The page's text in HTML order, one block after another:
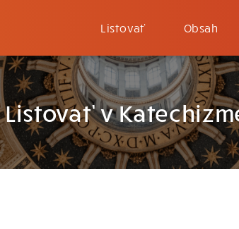
Listovať Obsah
Listovať v